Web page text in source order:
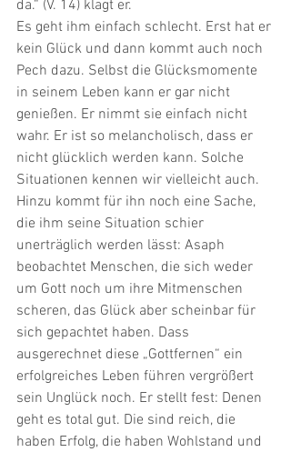
da.“ (V. 14) klagt er.
Es geht ihm einfach schlecht. Erst hat er
kein Glück und dann kommt auch noch
Pech dazu. Selbst die Glücksmomente
in seinem Leben kann er gar nicht
genießen. Er nimmt sie einfach nicht
wahr. Er ist so melancholisch, dass er
nicht glücklich werden kann. Solche
Situationen kennen wir vielleicht auch.
Hinzu kommt für ihn noch eine Sache,
die ihm seine Situation schier
unerträglich werden lässt: Asaph
beobachtet Menschen, die sich weder
um Gott noch um ihre Mitmenschen
scheren, das Glück aber scheinbar für
sich gepachtet haben. Dass
ausgerechnet diese „Gottfernen“ ein
erfolgreiches Leben führen vergrößert
sein Unglück noch. Er stellt fest: Denen
geht es total gut. Die sind reich, die
haben Erfolg, die haben Wohlstand und